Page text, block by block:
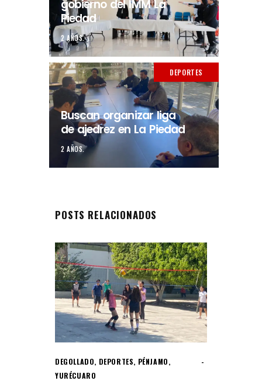
gobierno del IMM La
Piedad
2 AÑOS.
DEPORTES
Buscan organizar liga
de ajedrez en La Piedad
2 AÑOS.
POSTS RELACIONADOS
DEGOLLADO, DEPORTES, PÉNJAMO,
YURÉCUARO